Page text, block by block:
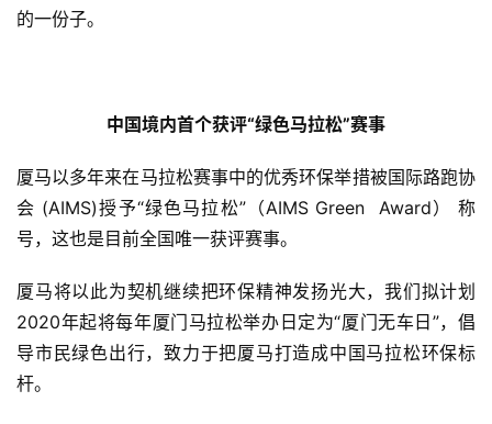
的一份子。
中国境内首个获评“绿色马拉松”赛事
厦马以多年来在马拉松赛事中的优秀环保举措被国际路跑协
会 (AIMS)授予“绿色马拉松”（AIMS Green  Award） 称
号，这也是目前全国唯一获评赛事。
厦马将以此为契机继续把环保精神发扬光大，我们拟计划
2020年起将每年厦门马拉松举办日定为“厦门无车日”，倡
导市民绿色出行，致力于把厦马打造成中国马拉松环保标
杆。